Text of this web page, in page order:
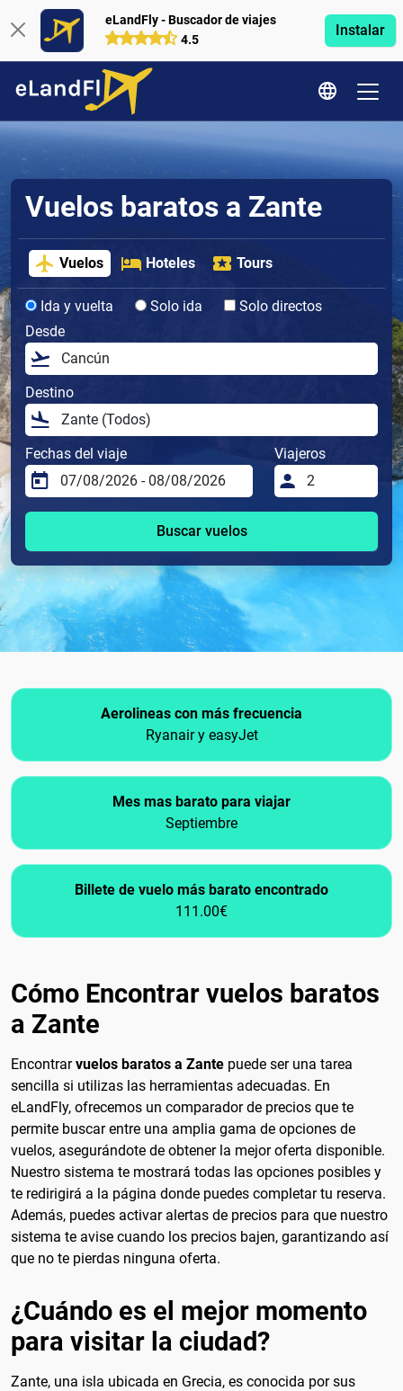
eLandFly - Buscador de viajes
4.5
Instalar
Vuelos baratos a Zante
Vuelos Hoteles Tours
Ida y vuelta Solo ida
Solo directos
Desde
Destino
Fechas del viaje Viajeros
Buscar vuelos
Aerolineas con más frecuencia
Ryanair y easyJet
Mes mas barato para viajar
Septiembre
Billete de vuelo más barato encontrado
111.00€
Cómo Encontrar vuelos baratos
a Zante
Encontrarvuelos baratos a Zante puede ser una tarea
sencilla si utilizas las herramientas adecuadas. En
eLandFly, ofrecemos un comparador de precios que te
permite buscar entre una amplia gama de opciones de
vuelos, asegurándote de obtener la mejor oferta disponible.
Nuestro sistema te mostrará todas las opciones posibles y
te redirigirá a la página donde puedes completar tu reserva.
Además, puedes activar alertas de precios para que nuestro
sistema te avise cuando los precios bajen, garantizando así
que no te pierdas ninguna oferta.
¿Cuándo es el mejor momento
para visitar la ciudad?
Zante, una isla ubicada en Grecia, es conocida por sus